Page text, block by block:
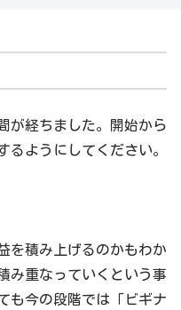
が経ちました。開始から
るようにしてください。
を積み上げるのかもわか
み重なっていくという事
も今の段階では「ビギナ